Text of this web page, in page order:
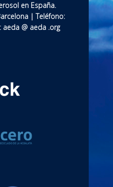
en España.
| Teléfono:
@ aeda .org